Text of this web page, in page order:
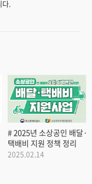
다.
# 2025년 소상공인 배달·
택배비 지원 정책 정리
2025.02.14